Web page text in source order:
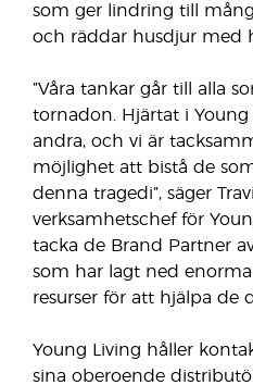
som ger lindring till
och räddar husdjur med
”Våra tankar går till alla
tornadon. Hjärtat i
andra, och vi är
möjlighet att bistå de
denna tragedi”, säger
verksamhetschef för
tacka de Brand Partner
som har lagt ned
resurser för att hjälpa de
Young Living håller
sina oberoende